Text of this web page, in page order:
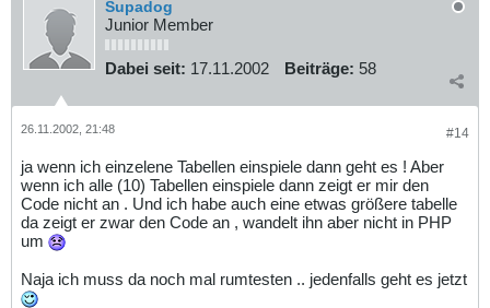
Supadog
Junior Member
Dabei seit: 17.11.2002 Beiträge: 58
#14
26.11.2002, 21:48
ja wenn ich einzelene Tabellen einspiele dann geht es ! Aber
wenn ich alle (10) Tabellen einspiele dann zeigt er mir den
Code nicht an . Und ich habe auch eine etwas größere tabelle
da zeigt er zwar den Code an , wandelt ihn aber nicht in PHP
um
Naja ich muss da noch mal rumtesten .. jedenfalls geht es jetzt